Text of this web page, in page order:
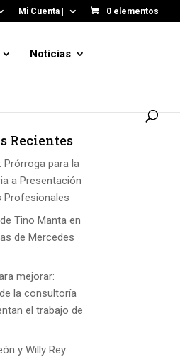
Mi Cuenta | 0 elementos
Noticias
Recientes
Prórroga para la
a Presentación
Profesionales
Tino Manta en
de Mercedes
mejorar:
la consultoría
el trabajo de
y Willy Rey